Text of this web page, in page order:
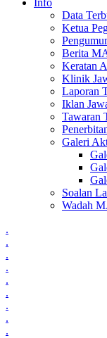
Info
Data
Ketua
Berita
Keratan
Klinik
Laporan
Iklan
Tawaran
Galeri
Soalan
Wadah
.
.
.
.
.
.
.
.
.